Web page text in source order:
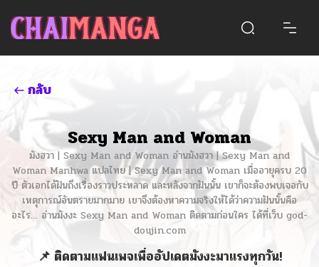
กลับ
Sexy Man and Woman
มังฮวา | Sexy Man and Woman อ่านมังฮวา | Sexy Man and
Woman Manhwa แปลไทย | Sexy Man and Woman เมื่ออายุครบ 20
ปี ตัวเอกได้ฝันถึงเรื่องราวประหลาด และหลังจากฝันนั้น เขาก็จะต้องพบเจอกับ
เหตุการณ์อันตรายมากมาย เขาจึงต้องหาความจริงให้ได้ว่าความฝันนั้นคือ
อะไร… อ่านมังงะ Sexy Man and Woman ติดตามก่อนใคร ได้ที่เว็บ god-
doujin.com
📌 ติดตามแฟนเพจเพื่ออัปเดตมังงะมาแรงทุกวัน!